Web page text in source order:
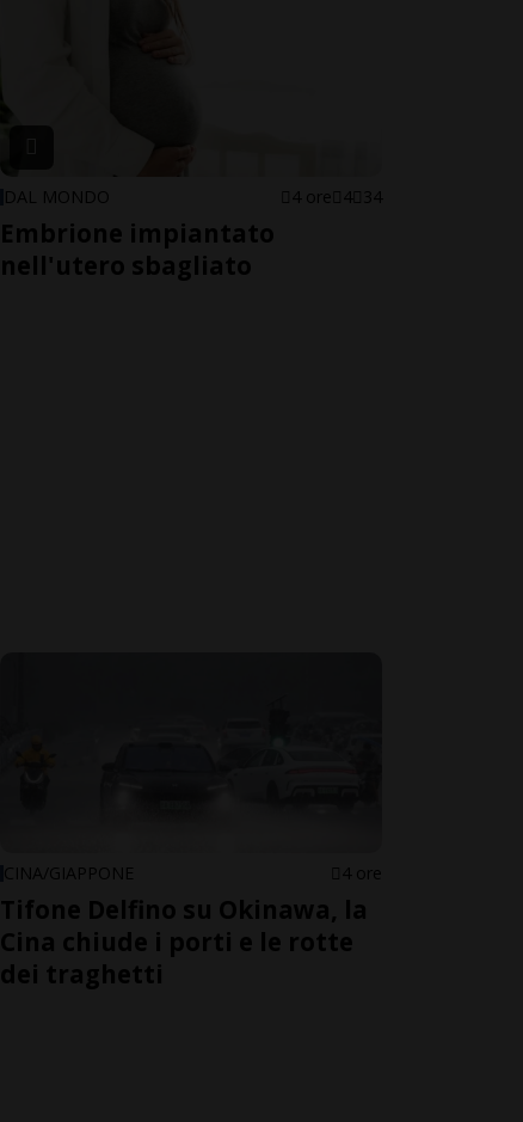
DAL MONDO 4 ore 4 34
Embrione impiantato
nell'utero sbagliato
CINA/GIAPPONE 4 ore
Tifone Delfino su Okinawa, la
Cina chiude i porti e le rotte
dei traghetti